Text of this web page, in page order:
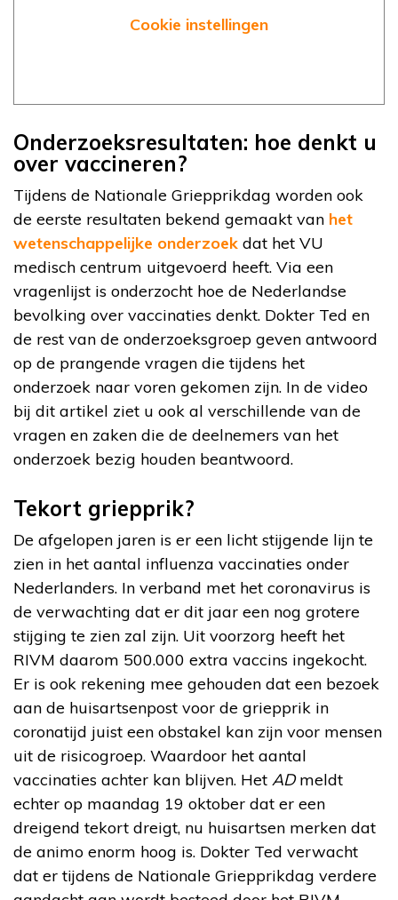
Cookie instellingen
Onderzoeksresultaten: hoe denkt u
over vaccineren?
Tijdens de Nationale Griepprikdag worden ook
de eerste resultaten bekend gemaakt van het
wetenschappelijke onderzoek dat het VU
medisch centrum uitgevoerd heeft. Via een
vragenlijst is onderzocht hoe de Nederlandse
bevolking over vaccinaties denkt. Dokter Ted en
de rest van de onderzoeksgroep geven antwoord
op de prangende vragen die tijdens het
onderzoek naar voren gekomen zijn. In de video
bij dit artikel ziet u ook al verschillende van de
vragen en zaken die de deelnemers van het
onderzoek bezig houden beantwoord.
Tekort griepprik?
De afgelopen jaren is er een licht stijgende lijn te
zien in het aantal influenza vaccinaties onder
Nederlanders. In verband met het coronavirus is
de verwachting dat er dit jaar een nog grotere
stijging te zien zal zijn. Uit voorzorg heeft het
RIVM daarom 500.000 extra vaccins ingekocht.
Er is ook rekening mee gehouden dat een bezoek
aan de huisartsenpost voor de griepprik in
coronatijd juist een obstakel kan zijn voor mensen
uit de risicogroep. Waardoor het aantal
vaccinaties achter kan blijven. Het ADmeldt
echter op maandag 19 oktober dat er een
dreigend tekort dreigt, nu huisartsen merken dat
de animo enorm hoog is. Dokter Ted verwacht
dat er tijdens de Nationale Griepprikdag verdere